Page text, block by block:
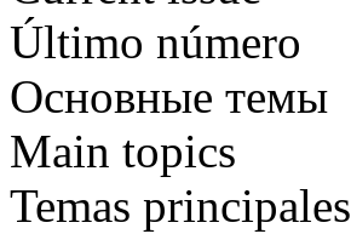
Último número
Основные темы
Main topics
Temas principales